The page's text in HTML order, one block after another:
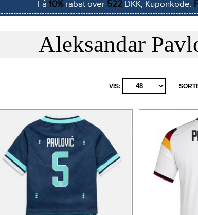
Få 10%rabat over 522DKK, Kuponkode:
Aleksandar
VIS: